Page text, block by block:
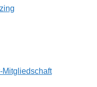
Mitgliedschaft